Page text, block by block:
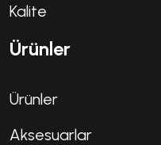
Kalite
Ürünler
Ürünler
Aksesuarlar